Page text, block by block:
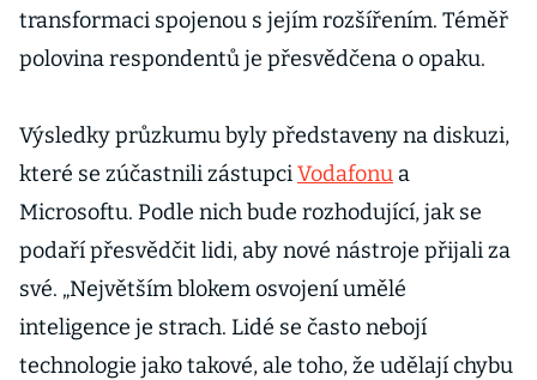
transformaci spojenou s jejím rozšířením. Téměř
polovina respondentů je přesvědčena o opaku.
Výsledky průzkumu byly představeny na diskuzi,
které se zúčastnili zástupciVodafonu a
Microsoftu. Podle nich bude rozhodující, jak se
podaří přesvědčit lidi, aby nové nástroje přijali za
své. „Největším blokem osvojení umělé
inteligence je strach. Lidé se často nebojí
technologie jako takové, ale toho, že udělají chybu